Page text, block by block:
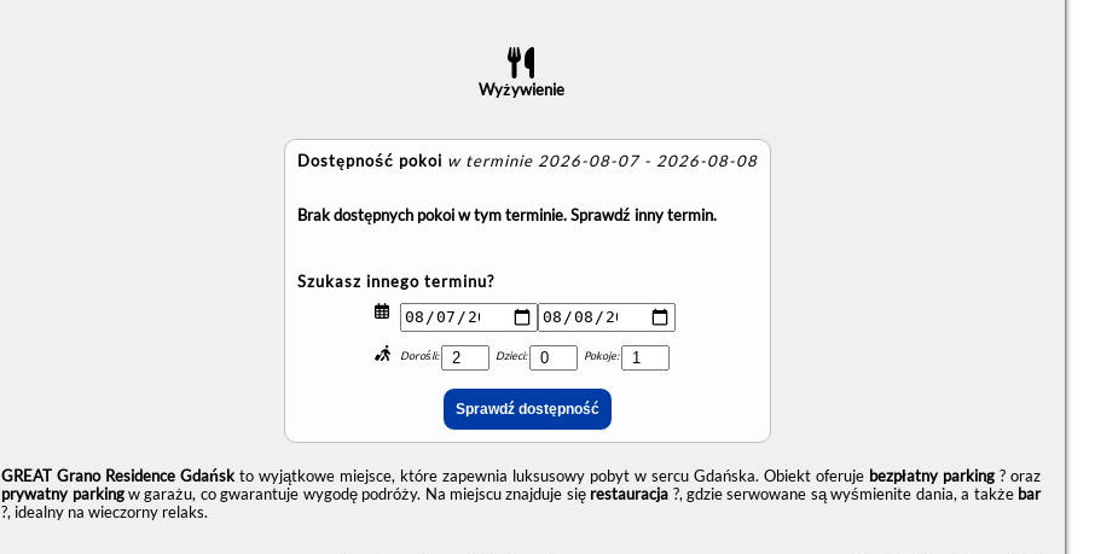
Wyżywienie
Dostępność pokoi w terminie 2026-08-07 - 2026-08-08
Brak dostępnych pokoi w tym terminie. Sprawdź inny termin.
Szukasz innego terminu?
Dorośli: Dzieci: Pokoje:
GREAT Grano Residence Gdańsk to wyjątkowe miejsce, które zapewnia luksusowy pobyt w sercu Gdańska. Obiekt oferuje bezpłatny parking ? oraz
prywatny parkingw garażu, co gwarantuje wygodę podróży. Na miejscu znajduje się restauracja ?️, gdzie serwowane są wyśmienite dania, a także bar
?, idealny na wieczorny relaks.